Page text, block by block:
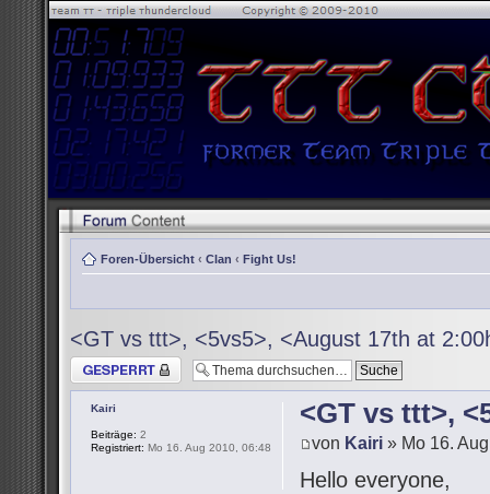
Foren-Übersicht ‹ Clan ‹ Fight Us!
<GT vs ttt>, <5vs5>, <August 17th at
Thema gesperrt
<GT vs ttt>,
von Kairi » Mo 16.
Hello everyone,
Kairi
Beiträge: 2
Registriert: Mo 16. Aug 2010, 06:48